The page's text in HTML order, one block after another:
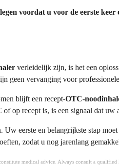
voordat u voor de eerste
verleidelijk zijn, is het een
geen vervanging voor
blijft een recept-OTC-
op recept is, is een signaal dat
eerste en belangrijkste stap
zodat u nog jarenlang
medical advice. Always consult a